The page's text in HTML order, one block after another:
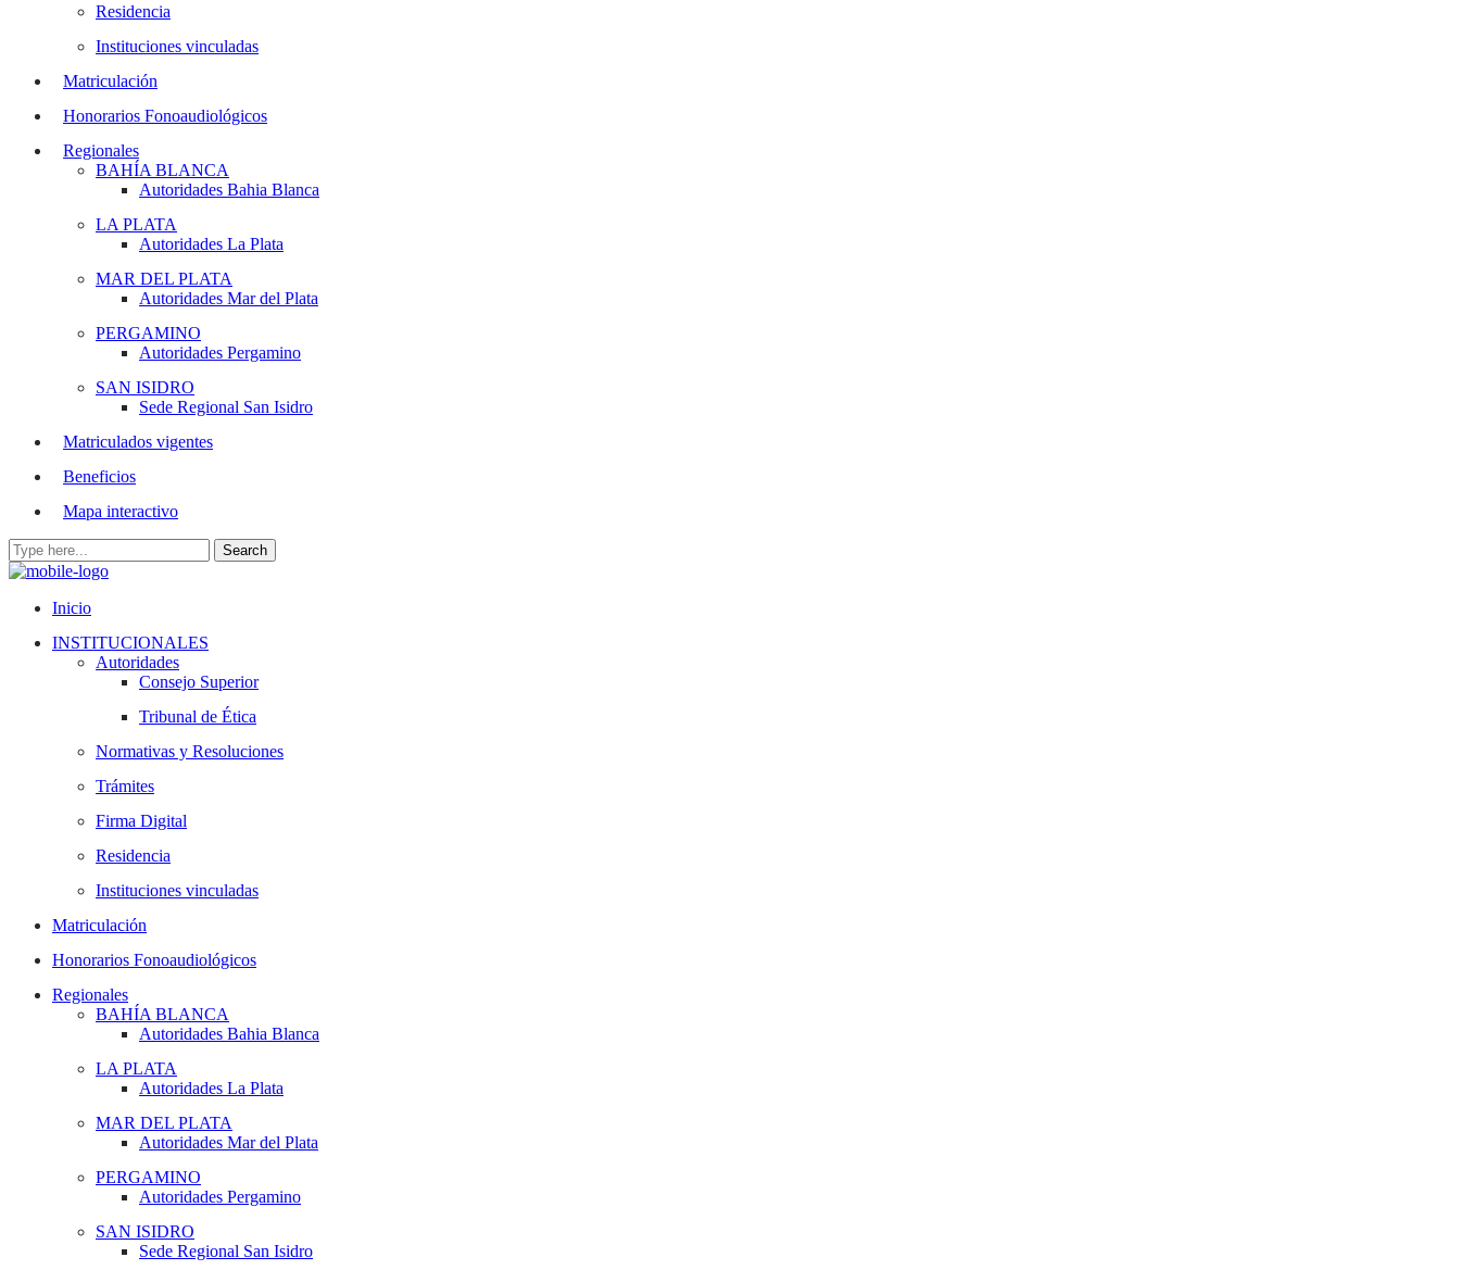
Residencia
Instituciones vinculadas
Matriculación
Honorarios Fonoaudiológicos
Regionales
BAHÍA BLANCA
Autoridades Bahia Blanca
LA PLATA
Autoridades La Plata
MAR DEL PLATA
Autoridades Mar del Plata
PERGAMINO
Autoridades Pergamino
SAN ISIDRO
Sede Regional San Isidro
Matriculados vigentes
Beneficios
Mapa interactivo
Inicio
INSTITUCIONALES
Autoridades
Consejo Superior
Tribunal de Ética
Normativas y Resoluciones
Trámites
Firma Digital
Residencia
Instituciones vinculadas
Matriculación
Honorarios Fonoaudiológicos
Regionales
BAHÍA BLANCA
Autoridades Bahia Blanca
LA PLATA
Autoridades La Plata
MAR DEL PLATA
Autoridades Mar del Plata
PERGAMINO
Autoridades Pergamino
SAN ISIDRO
Sede Regional San Isidro